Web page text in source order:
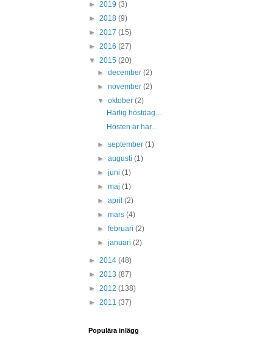
► 2019 (3)
► 2018 (9)
► 2017 (15)
► 2016 (27)
▼ 2015 (20)
►december(2)
►november(2)
▼oktober(2)
Härlig höstdag....
Hösten är här...
►september(1)
►augusti(1)
►juni(1)
►maj(1)
►april(2)
►mars(4)
►februari(2)
►januari(2)
► 2014 (48)
► 2013 (87)
► 2012 (138)
► 2011 (37)
Populära inlägg